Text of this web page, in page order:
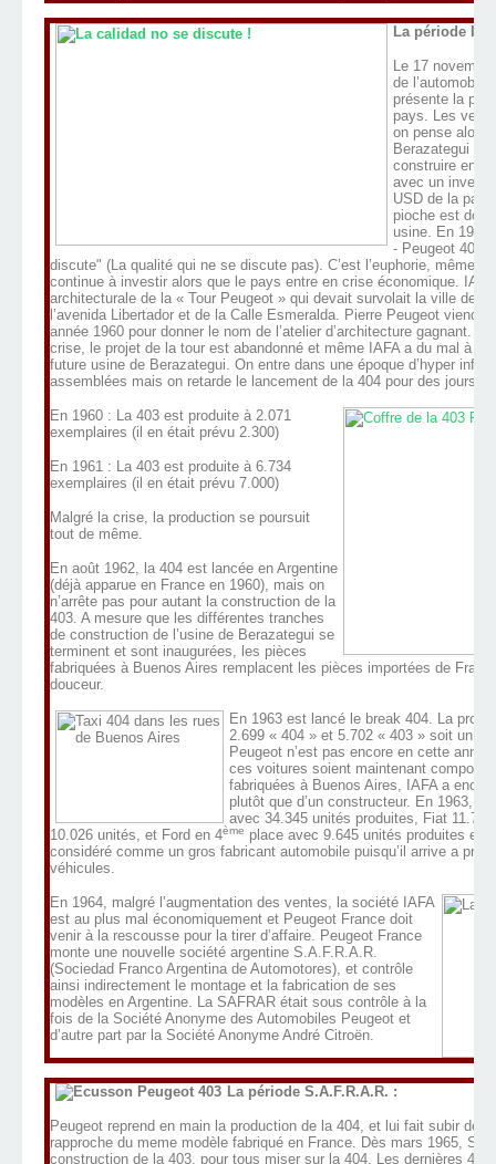
La période
Le 17
de
présente la
pays. Les
on pense alors
Berazategui
construire
avec un
USD de la part
pioche est
usine. En 1960
- Peugeot 403
discute" (La qualité qui ne se discute pas). C’est l’euphorie, même
continue à investir alors que le pays entre en crise économique.
architecturale de la « Tour Peugeot » qui devait survolait la ville de
l’avenida Libertador et de la Calle Esmeralda. Pierre Peugeot
année 1960 pour donner le nom de l’atelier d’architecture gagnant.
crise, le projet de la tour est abandonné et même IAFA a du mal à
future usine de Berazategui. On entre dans une époque d’hyper
assemblées mais on retarde le lancement de la 404 pour des jours
En 1960 : La 403 est produite à 2.071
exemplaires (il en était prévu 2.300)
En 1961 : La 403 est produite à 6.734
exemplaires (il en était prévu 7.000)
Malgré la crise, la production se poursuit
tout de même.
En août 1962, la 404 est lancée en Argentine
(déjà apparue en France en 1960), mais on
n’arrête pas pour autant la construction de la
403. A mesure que les différentes tranches
de construction de l’usine de Berazategui se
terminent et sont inaugurées, les pièces
fabriquées à Buenos Aires remplacent les pièces importées de
douceur.
En 1963 est lancé le break 404. La
2.699 « 404 » et 5.702 « 403 » soit un
Peugeot n’est pas encore en cette
ces voitures soient maintenant
fabriquées à Buenos Aires, IAFA a
plutôt que d’un constructeur. En 1963,
avec 34.345 unités produites, Fiat
10.026 unités, et Ford en 4ème place avec 9.645 unités produites en
considéré comme un gros fabricant automobile puisqu’il arrive a
véhicules.
En 1964, malgré l’augmentation des ventes, la société IAFA
est au plus mal économiquement et Peugeot France doit
venir à la rescousse pour la tirer d’affaire. Peugeot France
monte une nouvelle société argentine S.A.F.R.A.R.
(Sociedad Franco Argentina de Automotores), et contrôle
ainsi indirectement le montage et la fabrication de ses
modèles en Argentine. La SAFRAR était sous contrôle à la
fois de la Société Anonyme des Automobiles Peugeot et
d’autre part par la Société Anonyme André Citroën.
La période S.A.F.R.A.R. :
Peugeot reprend en main la production de la 404, et lui fait subir des
rapproche du meme modèle fabriqué en France. Dès mars 1965,
construction de la 403, pour tous miser sur la 404. Les dernières 403